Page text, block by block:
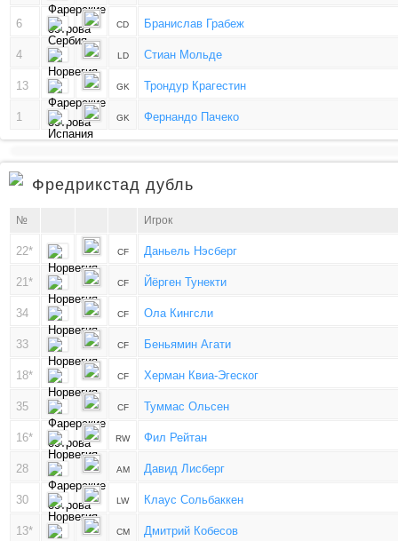
6 CD Бранислав Грабеж
4 LD Стиан Мольде
13 GK Трондур Крагестин
1 GK Фернандо Пачеко
Фредрикстад дубль
№ Игрок
22* CF Даньель Нэсберг
21* CF Йёрген Тунекти
34 CF Ола Кингсли
33 CF Беньямин Агати
18* CF Херман Квиа-Эгеског
35 CF Туммас Ольсен
16* RW Фил Рейтан
28 AM Давид Лисберг
30 LW Клаус Сольбаккен
13* CM Дмитрий Кобесов